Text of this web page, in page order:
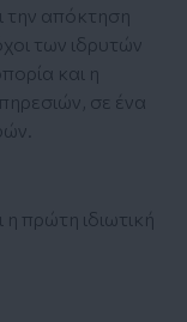
την απόκτηση
των ιδρυτών
και η
σε ένα
πρώτη ιδιωτική